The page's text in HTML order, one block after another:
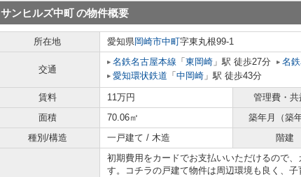
サンヒルズ中町の物件概要
所在地 愛知県岡崎市中町字東丸根99-1
交通
名鉄名古屋本線 「 東岡崎 」駅 徒歩27分 名
愛知環状鉄道 「 中岡崎 」駅 徒歩43分
賃料 11万円 管理費・共
面積
70.06㎡ 築年月（築年
種別/構造
一戸建て / 木造 階建
初期費用をカードでお支払いいただけるので
す。コチラの戸建て物件は周辺環境も良く、